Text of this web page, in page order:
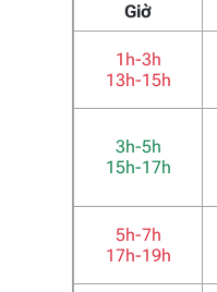
Giờ
1h-3h
13h-15h
3h-5h
15h-17h
5h-7h
17h-19h